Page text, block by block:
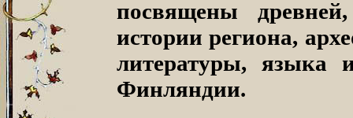
посвящены
истории региона,
литературы, языка
Финляндии.